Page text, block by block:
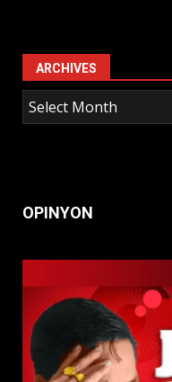
ARCHIVES
OPINYON